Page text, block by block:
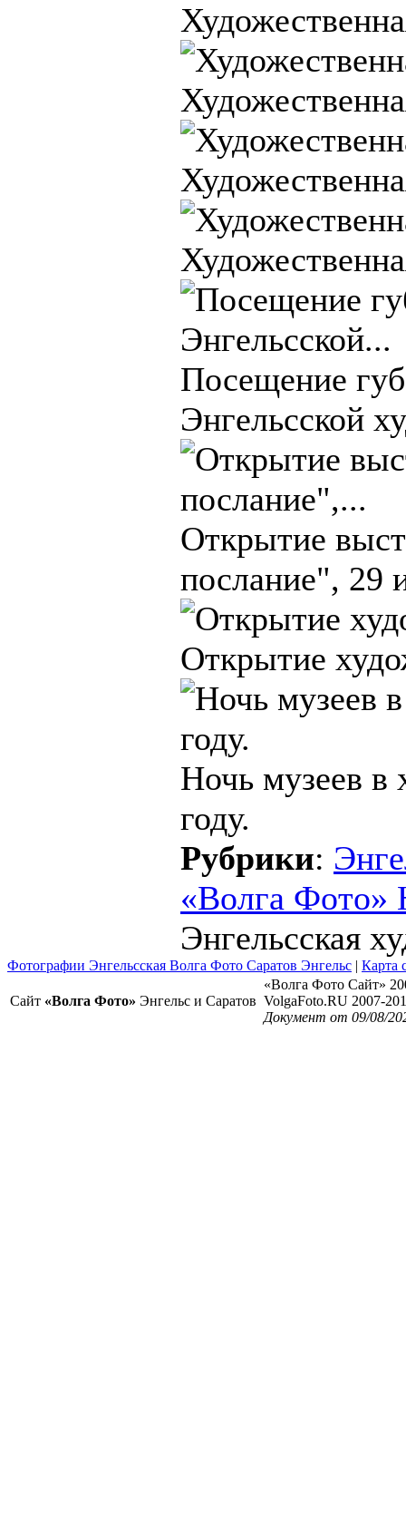
Посещение
Энгельсской
Открытие
послание", 29
Открытие
Ночь музеев в
году.
Рубрики:
«Волга Фото»
Энгельсская
Фотографии Энгельсская Волга Фото Саратов Энгельс | Карта
Сайт «Волга Фото» Энгельс и Саратов
«Волга Фото Сайт»
VolgaFoto.RU 2007-
Документ от 09/08/